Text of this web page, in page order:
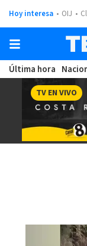
Hoy interesa OIJ
Última hora
TV EN VIVO